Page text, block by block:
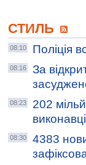
СТИЛЬ
08:10 Поліція
08:16
За
08:23
202
08:30
4383